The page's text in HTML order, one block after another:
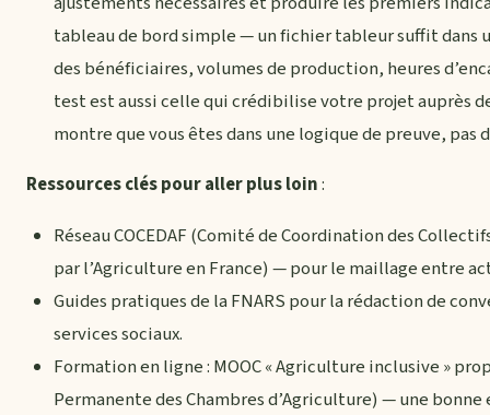
tableau de bord simple — un fichier tableur suffit dans
des bénéficiaires, volumes de production, heures
test est aussi celle qui crédibilise votre projet auprès
montre que vous êtes dans une logique de preuve, pas
Ressources clés pour aller plus loin:
Réseau COCEDAF (Comité de Coordination des
par l’Agriculture en France) — pour le maillage entre
Guides pratiques de la FNARS pour la rédaction de
services sociaux.
Formation en ligne : MOOC « Agriculture inclusive »
Permanente des Chambres d’Agriculture) — une